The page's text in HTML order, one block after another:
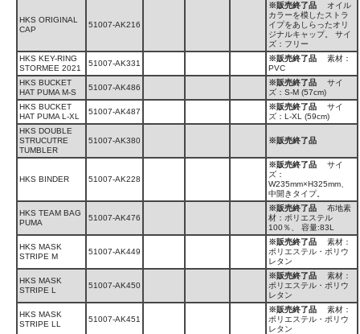
HKS ORIGINAL
CAP
51007-AK216
※販売終了品 オイル
カラーを模したストラ
イプをあしらったオリ
ジナルキャップ。 サイ
ズ：フリー
HKS KEY-RING
STORMEE 2021
51007-AK331
※販売終了品 素材：
PVC
HKS BUCKET
HAT PUMA M-S
51007-AK486
※販売終了品 サイ
ズ：S-M (57cm)
HKS BUCKET
HAT PUMA L-XL
51007-AK487
※販売終了品 サイ
ズ：L-XL (59cm)
HKS DOUBLE
STRUCUTRE
TUMBLER
51007-AK380 ※販売終了品
HKS BINDER 51007-AK228
※販売終了品 サイ
ズ：
W235mm×H325mm、
中開きタイプ。
HKS TEAM BAG
PUMA
51007-AK476
※販売終了品 布地素
材：ポリエステル
100％、 容量:83L
HKS MASK
STRIPE M
51007-AK449
※販売終了品 素材：
ポリエステル・ポリウ
レタン
HKS MASK
STRIPE L
51007-AK450
※販売終了品 素材：
ポリエステル・ポリウ
レタン
HKS MASK
STRIPE LL
51007-AK451
※販売終了品 素材：
ポリエステル・ポリウ
レタン